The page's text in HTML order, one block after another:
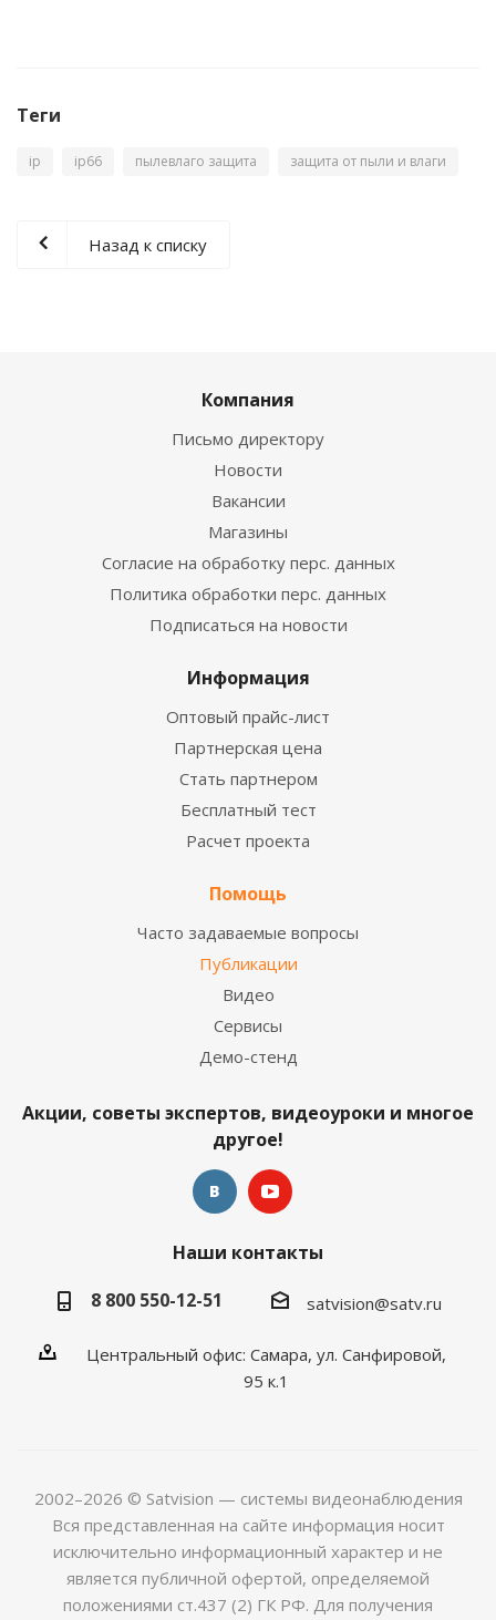
Теги
ip ip66 пылевлаго защита защита от пыли и влаги
Назад к списку
Компания
Письмо директору
Новости
Вакансии
Магазины
Согласие на обработку перс. данных
Политика обработки перс. данных
Подписаться на новости
Информация
Оптовый прайс-лист
Партнерская цена
Стать партнером
Бесплатный тест
Расчет проекта
Помощь
Часто задаваемые вопросы
Публикации
Видео
Сервисы
Демо-стенд
Акции, советы экспертов, видеоуроки и многое
другое!
Наши контакты
8 800 550-12-51
satvision@satv.ru
Центральный офис: Самара, ул. Санфировой,
95 к.1
2002–2026 © Satvision — системы видеонаблюдения
Вся представленная на сайте информация носит
исключительно информационный характер и не
является публичной офертой, определяемой
положениями ст.437 (2) ГК РФ. Для получения